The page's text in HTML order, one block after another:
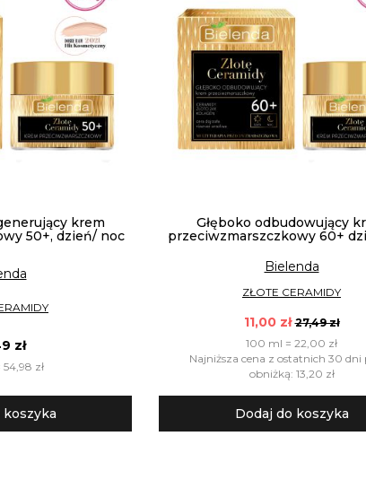
krem
50+, dzień/ noc
zł
zł
koszyka
Głęboko odbudowujący
przeciwzmarszczkowy 60+
Bielenda
ZŁOTE CERAMIDY
11,00 zł 27,49 zł
100 ml = 22,00 zł
Najniższa cena z ostatnich 30 dni
obniżką: 13,20 zł
Dodaj do koszyka